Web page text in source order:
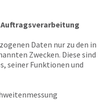
Daten nur zu den in
Zwecken. Diese sind
seiner Funktionen und